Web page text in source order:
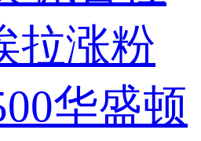
拉涨粉
华盛顿